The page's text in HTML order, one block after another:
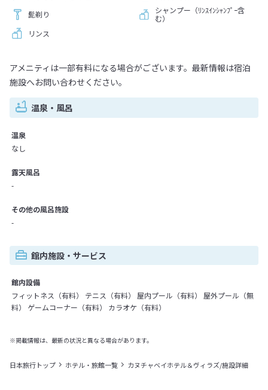
髭剃り
シャンプー（ﾘﾝｽｲﾝｼｬﾝﾌﾟｰ含
む）
リンス
アメニティは一部有料になる場合がございます。最新情報は宿泊
施設へお問い合わせください。
温泉・風呂
温泉
なし
露天風呂
-
その他の風呂施設
-
館内施設・サービス
館内設備
フィットネス（有料） テニス（有料） 屋内プール（有料） 屋外プール（無
料） ゲームコーナー（有料） カラオケ（有料）
※掲載情報は、最新の状況と異なる場合があります。
日本旅行トップ ホテル・旅館一覧 カヌチャベイホテル＆ヴィラズ/施設詳細